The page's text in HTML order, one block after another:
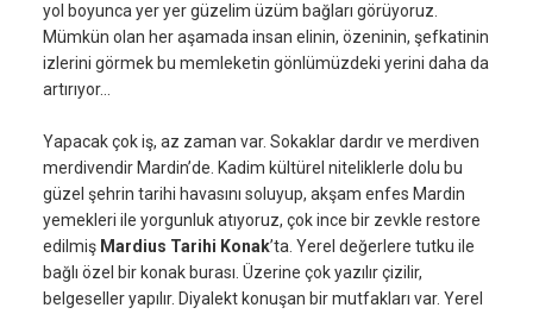
yol boyunca yer yer güzelim üzüm bağları görüyoruz.
Mümkün olan her aşamada insan elinin, özeninin, şefkatinin
izlerini görmek bu memleketin gönlümüzdeki yerini daha da
artırıyor…
Yapacak çok iş, az zaman var. Sokaklar dardır ve merdiven
merdivendir Mardin’de. Kadim kültürel niteliklerle dolu bu
güzel şehrin tarihi havasını soluyup, akşam enfes Mardin
yemekleri ile yorgunluk atıyoruz, çok ince bir zevkle restore
edilmiş Mardius Tarihi Konak’ta. Yerel değerlere tutku ile
bağlı özel bir konak burası. Üzerine çok yazılır çizilir,
belgeseller yapılır. Diyalekt konuşan bir mutfakları var. Yerel